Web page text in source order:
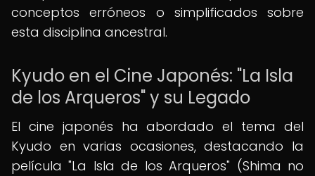
conceptos erróneos o simplificados sobre
esta disciplina ancestral.
Kyudo en el Cine Japonés: "La Isla
de los Arqueros" y su Legado
El cine japonés ha abordado el tema del
Kyudo en varias ocasiones, destacando la
película "La Isla de los Arqueros" (Shima no